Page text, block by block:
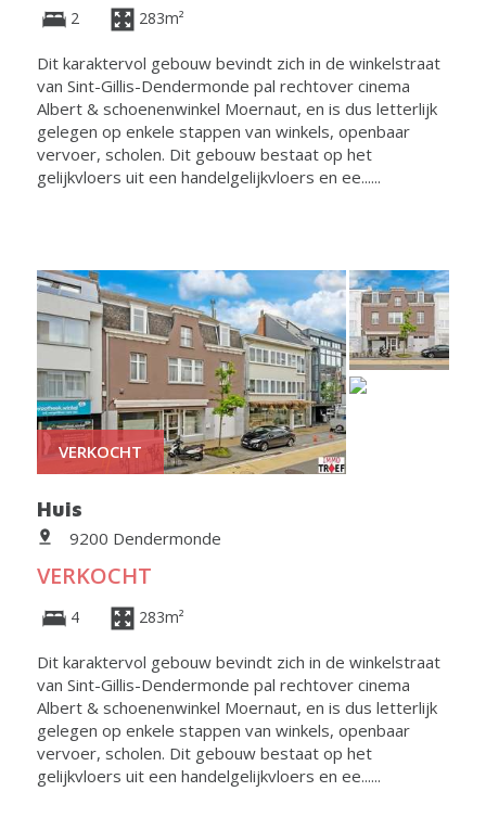
2 283m²
Dit karaktervol gebouw bevindt zich in de winkelstraat
van Sint-Gillis-Dendermonde pal rechtover cinema
Albert & schoenenwinkel Moernaut, en is dus letterlijk
gelegen op enkele stappen van winkels, openbaar
vervoer, scholen. Dit gebouw bestaat op het
gelijkvloers uit een handelgelijkvloers en ee......
VERKOCHT
Huis
9200 Dendermonde
VERKOCHT
4 283m²
Dit karaktervol gebouw bevindt zich in de winkelstraat
van Sint-Gillis-Dendermonde pal rechtover cinema
Albert & schoenenwinkel Moernaut, en is dus letterlijk
gelegen op enkele stappen van winkels, openbaar
vervoer, scholen. Dit gebouw bestaat op het
gelijkvloers uit een handelgelijkvloers en ee......